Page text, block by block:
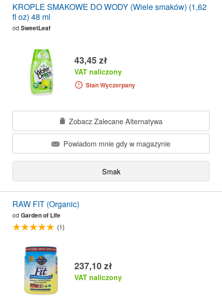
KROPLE SMAKOWE DO WODY (Wiele smaków) (1,62
fl oz) 48 ml
od SweetLeaf
43,45 zł
VAT naliczony
Stan Wyczerpany
Zobacz Zalecane Alternatywa
Powiadom mnie gdy w magazynie
Smak
RAW FIT (Organic)
od Garden of Life
(1)
237,10 zł
VAT naliczony